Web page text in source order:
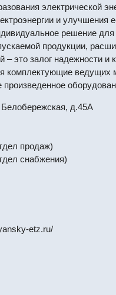
электрической
и
решение для
продукции,
– это залог надежности
комплектующие ведущих
Белобережская, д.45А
продаж)
снабжения)
etz.ru/